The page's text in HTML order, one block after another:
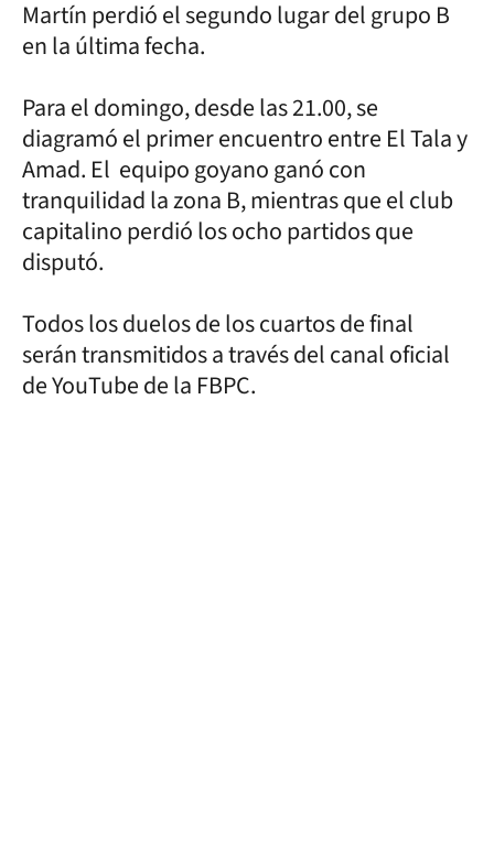
Martín perdió el segundo lugar del grupo B
en la última fecha.
Para el domingo, desde las 21.00, se
diagramó el primer encuentro entre El Tala y
Amad. El equipo goyano ganó con
tranquilidad la zona B, mientras que el club
capitalino perdió los ocho partidos que
disputó.
Todos los duelos de los cuartos de final
serán transmitidos a través del canal oficial
de YouTube de la FBPC.